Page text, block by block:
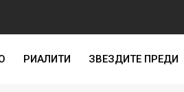
РИАЛИТИ ЗВЕЗДИТЕ ПРЕДИ